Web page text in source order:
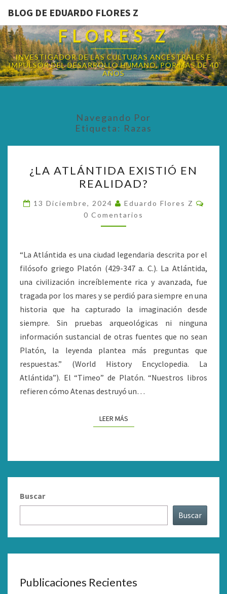
BLOG DE EDUARDO FLORES Z
BLOG DE EDUARDO
FLORES Z
INVESTIGADOR DE LAS CULTURAS ANCESTRALES E
IMPULSOR DEL DESARROLLO HUMANO, POR MÁS DE 40
AÑOS
Navegando Por
Etiqueta: Razas
ATLÁNTIDA
EXISTIÓ
EN
REALIDAD?
¿LA ATLÁNTIDA EXISTIÓ EN
REALIDAD?
13 Diciembre, 2024 Eduardo Flores Z
0 Comentarios
“La Atlántida es una ciudad legendaria descrita por el
filósofo griego Platón (429-347 a. C.). La Atlántida,
una civilización increíblemente rica y avanzada, fue
tragada por los mares y se perdió para siempre en una
historia que ha capturado la imaginación desde
siempre. Sin pruebas arqueológicas ni ninguna
información sustancial de otras fuentes que no sean
Platón, la leyenda plantea más preguntas que
respuestas.” (World History Encyclopedia. La
Atlántida”). El “Timeo” de Platón. “Nuestros libros
refieren cómo Atenas destruyó un…
LEER MÁSLEER MÁS
Buscar
Buscar
Publicaciones Recientes